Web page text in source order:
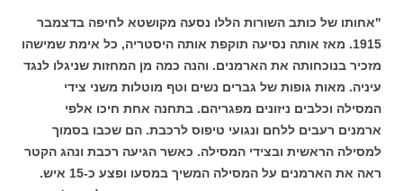
"אחותו של כותב השורות הללו נסעה מקושטא לחיפה בדצמבר
1915. מאז אותה נסיעה תוקפת אותה היסטריה, כל אימת שמישהו
מזכיר בנוכחותה את הארמנים. והנה כמה מן המחזות שניגלו לנגד
עיניה. מאות גופות של גברים נשים וטף מוטלות משני צידי
המסילה וכלבים ניזונים מפגריהם. בתחנה אחת חיכו אלפי
ארמנים רעבים ללחם ונגועי טיפוס לרכבת. הם שכבו בסמוך
למסילה הראשית ובצידי המסילה. כאשר הגיעה רכבת ונהג הקטר
ראה את הארמנים על המסילה המשיך במסעו ופצע כ-15 איש.